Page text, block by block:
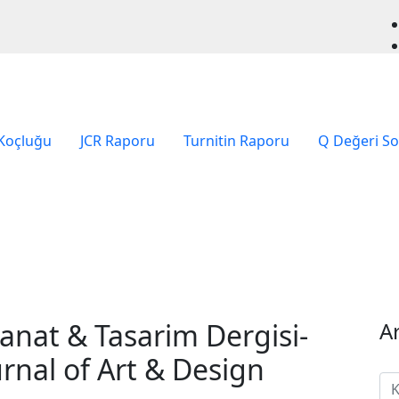
JCR Raporu Turnitin Raporu Q Değeri
& Tasarim Dergisi-
of Art & Design